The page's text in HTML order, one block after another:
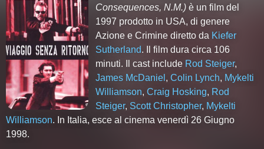
Consequences, N.M.) è un film del
1997 prodotto in USA, di genere
Azione e Crimine diretto da Kiefer
Sutherland. Il film dura circa 106
minuti. Il cast include Rod Steiger,
James McDaniel ,Colin Lynch, Mykelti
Williamson,Craig Hosking, Rod
Steiger, Scott Christopher, Mykelti
Williamson. In Italia, esce al cinema venerdì 26 Giugno
1998.